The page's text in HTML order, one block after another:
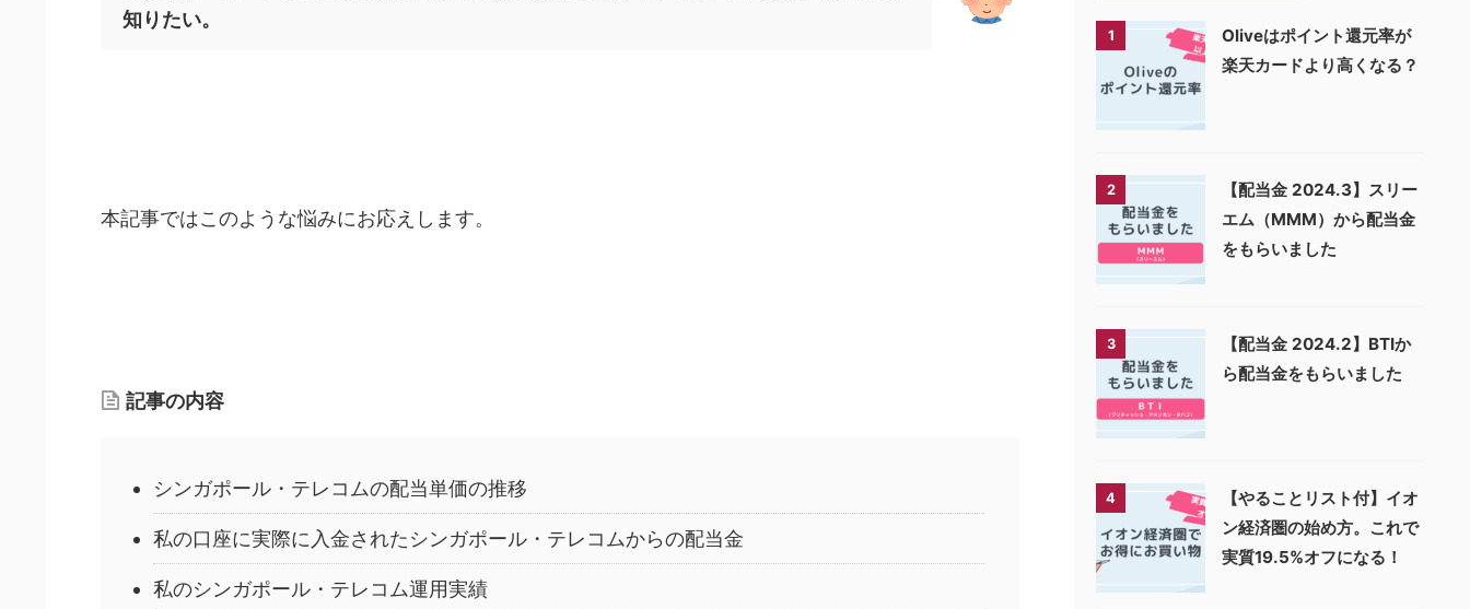
知りたい。
本記事ではこのような悩みにお応えします。
記事の内容
シンガポール・テレコムの配当単価の推移
私の口座に実際に入金されたシンガポール・テレコムからの配当金
私のシンガポール・テレコム運用実績
1
Oliveはポイント還元率が
楽天カードより高くなる？
2
【配当金 2024.3】スリー
エム（MMM）から配当金
をもらいました
3
【配当金 2024.2】BTIか
ら配当金をもらいました
4
【やることリスト付】イオ
ン経済圏の始め方。これで
実質19.5%オフになる！